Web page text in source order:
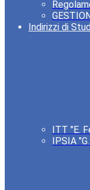
Indirizzi di
ITT "E.
IPSIA